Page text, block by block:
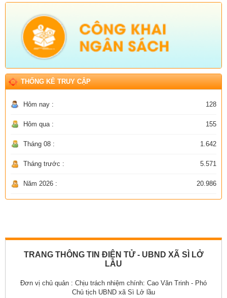
THỐNG KÊ TRUY CẬP
Hôm nay : 128
Hôm qua : 155
Tháng 08 : 1.642
Tháng trước : 5.571
Năm 2026 : 20.986
TRANG THÔNG TIN ĐIỆN TỬ - UBND XÃ SÌ LỞ
LẦU
Đơn vị chủ quản : Chịu trách nhiệm chính: Cao Văn Trinh - Phó
Chủ tịch UBND xã Sì Lở lầu